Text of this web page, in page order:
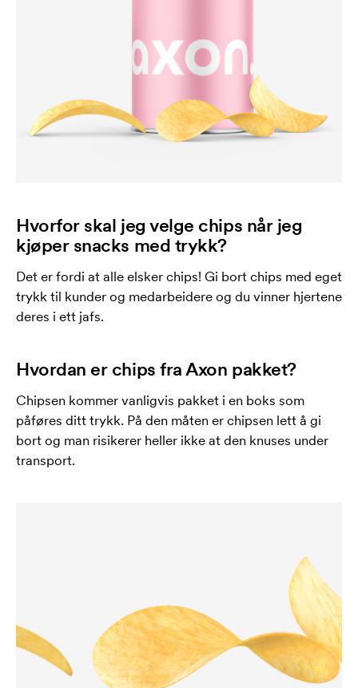
Hvorfor skal jeg velge chips når jeg
kjøper snacks med trykk?
Det er fordi at alle elsker chips! Gi bort chips med eget
trykk til kunder og medarbeidere og du vinner hjertene
deres i ett jafs.
Hvordan er chips fra Axon pakket?
Chipsen kommer vanligvis pakket i en boks som
påføres ditt trykk. På den måten er chipsen lett å gi
bort og man risikerer heller ikke at den knuses under
transport.